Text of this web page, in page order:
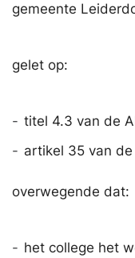
gemeente
gelet op:
- titel 4.3 van de
- artikel 35 van
overwegende dat:
- het college het